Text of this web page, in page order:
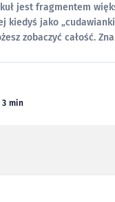
jest fragmentem
kiedyś jako
całość. Znalezienie idealnej
i kwestia gustu nie może
min